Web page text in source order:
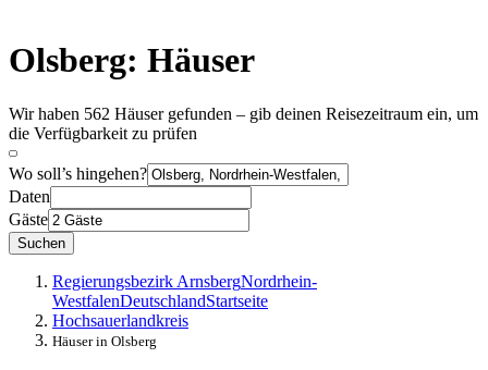
Olsberg: Häuser
Wir haben 562 Häuser gefunden – gib deinen Reisezeitraum ein, um
die Verfügbarkeit zu prüfen
Wo soll’s hingehen?
Daten
Gäste
Suchen
Regierungsbezirk ArnsbergNordrhein-
WestfalenDeutschlandStartseite
Hochsauerlandkreis
Häuser in Olsberg